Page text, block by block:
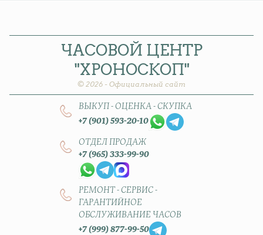
ЧАСОВОЙ ЦЕНТР
"ХРОНОСКОП"
© 2026 - Официальный сайт
ВЫКУП - ОЦЕНКА - СКУПКА
+7 (901) 593-20-10
ОТДЕЛ ПРОДАЖ
+7 (965) 333-99-90
РЕМОНТ - СЕРВИС -
ГАРАНТИЙНОЕ
ОБСЛУЖИВАНИЕ ЧАСОВ
+7 (999) 877-99-50